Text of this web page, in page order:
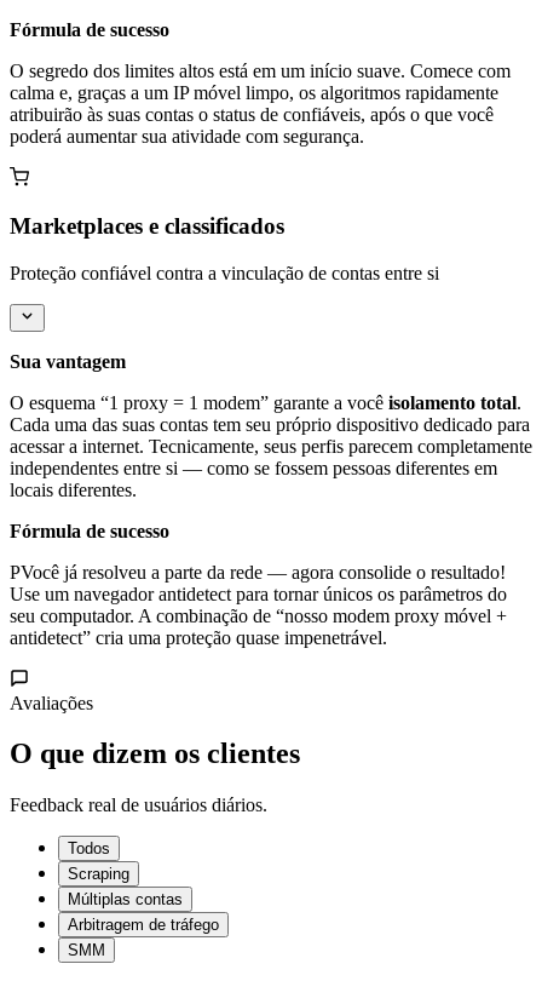
Fórmula de sucesso
O segredo dos limites altos está em um início suave. Comece com
calma e, graças a um IP móvel limpo, os algoritmos rapidamente
atribuirão às suas contas o status de confiáveis, após o que você
poderá aumentar sua atividade com segurança.
Marketplaces e classificados
Proteção confiável contra a vinculação de contas entre si
Sua vantagem
O esquema “1 proxy = 1 modem” garante a você isolamento total.
Cada uma das suas contas tem seu próprio dispositivo dedicado para
acessar a internet. Tecnicamente, seus perfis parecem completamente
independentes entre si — como se fossem pessoas diferentes em
locais diferentes.
Fórmula de sucesso
PVocê já resolveu a parte da rede — agora consolide o resultado!
Use um navegador antidetect para tornar únicos os parâmetros do
seu computador. A combinação de “nosso modem proxy móvel +
antidetect” cria uma proteção quase impenetrável.
Avaliações
O que dizem os clientes
Feedback real de usuários diários.
Todos
Scraping
Múltiplas contas
Arbitragem de tráfego
SMM